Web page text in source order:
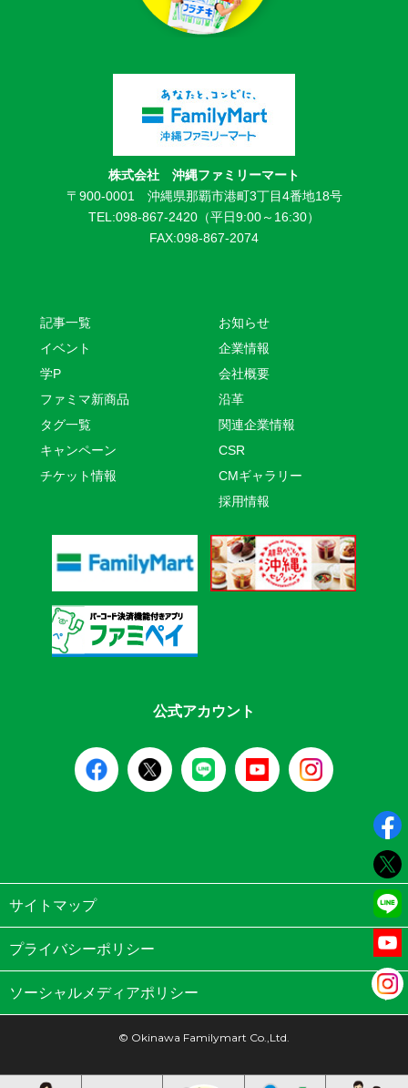
株式会社 沖縄ファミリーマート
〒900-0001 沖縄県那覇市港町3丁目4番地18号
TEL:098-867-2420（平日9:00～16:30）
FAX:098-867-2074
記事一覧
イベント
学P
ファミマ新商品
タグ一覧
キャンペーン
チケット情報
お知らせ
企業情報
会社概要
沿革
関連企業情報
CSR
CMギャラリー
採用情報
公式アカウント
サイトマップ
プライバシーポリシー
ソーシャルメディアポリシー
© Okinawa Familymart Co.,Ltd.